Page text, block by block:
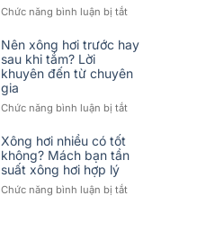
lời
hữu
từ
gia
Chức năng bình luận bị tắtở
xông
hơi
nên
cần
để
Nên xông hơi trước hay
sau khi tắm? Lời
khuyên đến từ chuyên
gia
Chức năng bình luận bị tắtở
hơi
Xông hơi nhiều có tốt
không? Mách bạn tần
suất xông hơi hợp lý
Chức năng bình luận bị tắtở